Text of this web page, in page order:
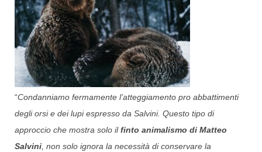
“Condanniamo fermamente l’atteggiamento pro abbattimenti
degli orsi e dei lupi espresso da Salvini. Questo tipo di
approccio che mostra solo ilfinto animalismo di Matteo
Salvini, non solo ignora la necessità di conservare la